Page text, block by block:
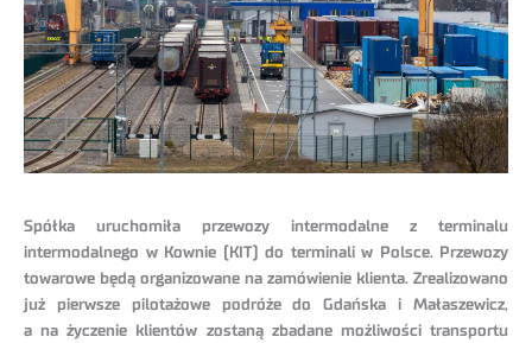
Spółka uruchomiła przewozy intermodalne z terminalu
intermodalnego w Kownie (KIT) do terminali w Polsce. Przewozy
towarowe będą organizowane na zamówienie klienta. Zrealizowano
już pierwsze pilotażowe podróże do Gdańska i Małaszewicz,
a na życzenie klientów zostaną zbadane możliwości transportu